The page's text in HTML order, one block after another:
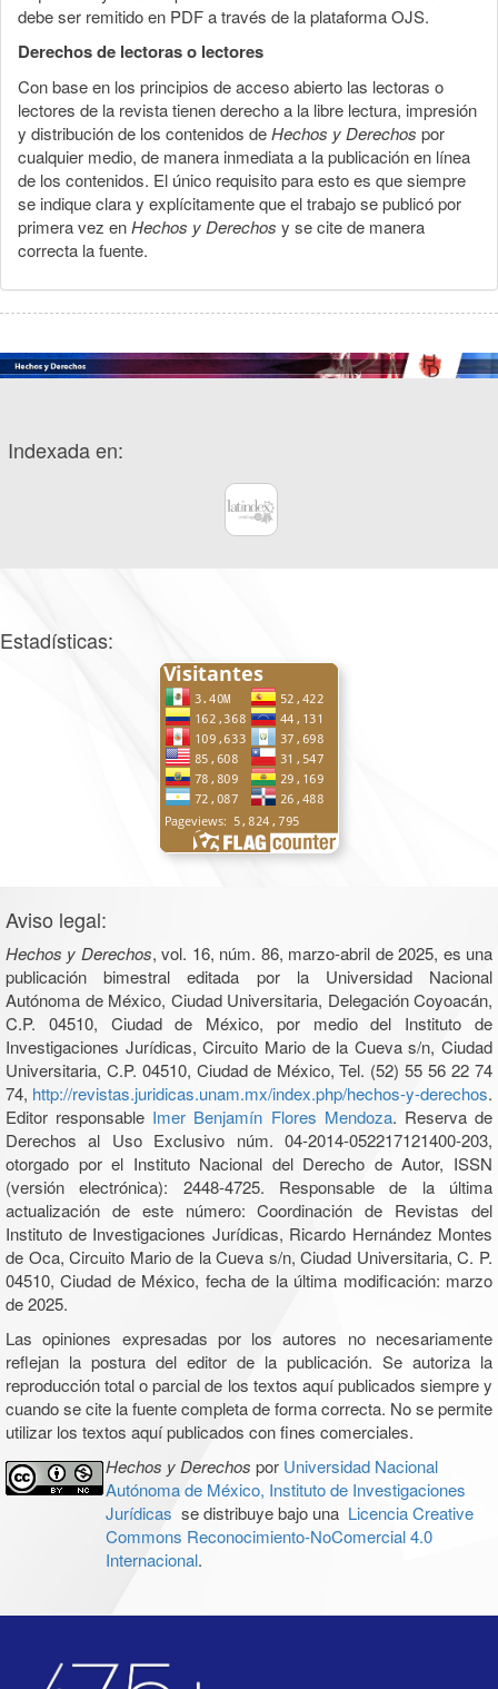
debe ser remitido en PDF a través de la plataforma OJS.
Derechos de lectoras o lectores
Con base en los principios de acceso abierto las lectoras o
lectores de la revista tienen derecho a la libre lectura, impresión
y distribución de los contenidos deHechos y Derechos por
cualquier medio, de manera inmediata a la publicación en línea
de los contenidos. El único requisito para esto es que siempre
se indique clara y explícitamente que el trabajo se publicó por
primera vez enHechos y Derechos y se cite de manera
correcta la fuente.
Indexada en:
Estadísticas:
Aviso legal:
Hechos y Derechos, vol. 16, núm. 86, marzo-abril de 2025, es una
publicación bimestral editada por la Universidad Nacional
Autónoma de México, Ciudad Universitaria, Delegación Coyoacán,
C.P. 04510, Ciudad de México, por medio del Instituto de
Investigaciones Jurídicas, Circuito Mario de la Cueva s/n, Ciudad
Universitaria, C.P. 04510, Ciudad de México, Tel. (52) 55 56 22 74
74, http://revistas.juridicas.unam.mx/index.php/hechos-y-derechos.
Editor responsable Imer Benjamín Flores Mendoza. Reserva de
Derechos al Uso Exclusivo núm. 04-2014-052217121400-203,
otorgado por el Instituto Nacional del Derecho de Autor, ISSN
(versión electrónica): 2448-4725. Responsable de la última
actualización de este número: Coordinación de Revistas del
Instituto de Investigaciones Jurídicas, Ricardo Hernández Montes
de Oca, Circuito Mario de la Cueva s/n, Ciudad Universitaria, C. P.
04510, Ciudad de México, fecha de la última modificación: marzo
de 2025.
Las opiniones expresadas por los autores no necesariamente
reflejan la postura del editor de la publicación. Se autoriza la
reproducción total o parcial de los textos aquí publicados siempre y
cuando se cite la fuente completa de forma correcta. No se permite
utilizar los textos aquí publicados con fines comerciales.
Hechos y Derechos por Universidad Nacional
Autónoma de México, Instituto de Investigaciones
Jurídicas se distribuye bajo una Licencia Creative
Commons Reconocimiento-NoComercial 4.0
Internacional.